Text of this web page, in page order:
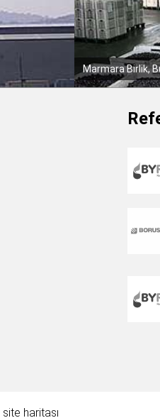
site haritası